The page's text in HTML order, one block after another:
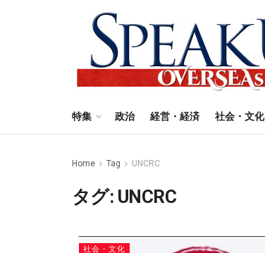
特集 政治 経営・経済 社会・文化
Home Tag UNCRC
タグ: UNCRC
社会・文化